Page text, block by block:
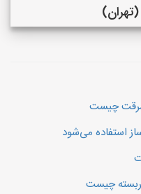
چیست
استفاده می‌شود
چیست